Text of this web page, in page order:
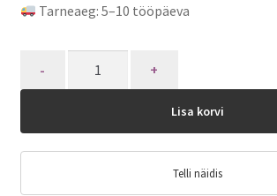
Tarneaeg: 5–10 tööpäeva
Lisa korvi
Telli näidis